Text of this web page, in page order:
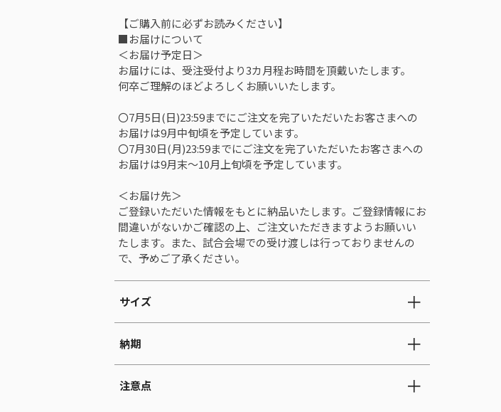
【ご購入前に必ずお読みください】
■お届けについて
＜お届け予定日＞
お届けには、受注受付より3カ月程お時間を頂戴いたします。
何卒ご理解のほどよろしくお願いいたします。
〇7月5日(日)23:59までにご注文を完了いただいたお客さまへの
お届けは9月中旬頃を予定しています。
〇7月30日(月)23:59までにご注文を完了いただいたお客さまへの
お届けは9月末～10月上旬頃を予定しています。
＜お届け先＞
ご登録いただいた情報をもとに納品いたします。ご登録情報にお
間違いがないかご確認の上、ご注文いただきますようお願いい
たします。また、試合会場での受け渡しは行っておりませんの
で、予めご了承ください。
サイズ
納期
注意点